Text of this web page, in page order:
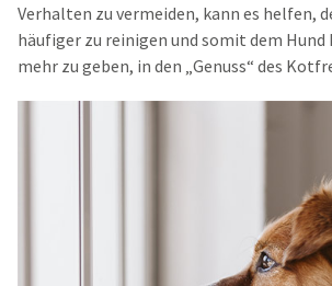
Verhalten zu vermeiden, kann es helfen,
häufiger zu reinigen und somit dem Hund
mehr zu geben, in den „Genuss“ des